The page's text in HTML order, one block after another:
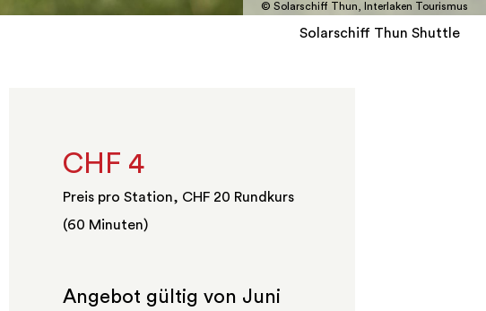
© Solarschiff Thun, Interlaken Tourismus
Solarschiff Thun Shuttle
CHF 4
Preis pro Station, CHF 20 Rundkurs
(60 Minuten)
Angebot gültig von Juni